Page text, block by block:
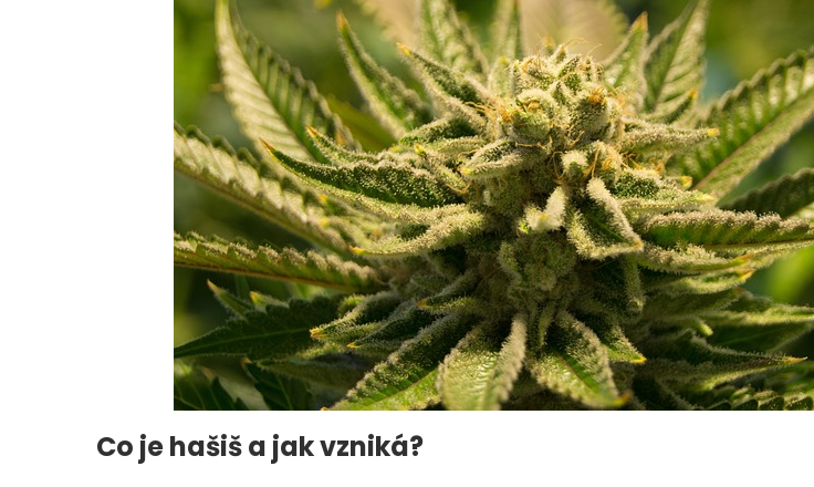
Co je hašiš a jak vzniká?